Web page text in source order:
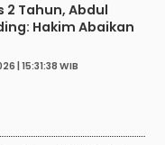
2 Tahun, Abdul
Hakim Abaikan
| 15:31:38 WIB